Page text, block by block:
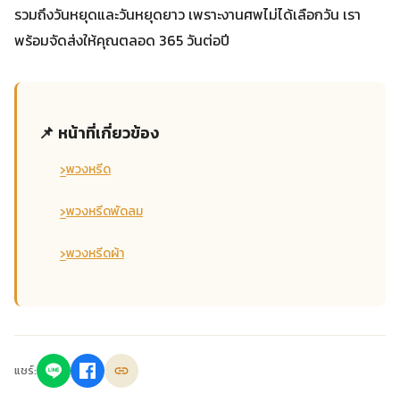
รวมถึงวันหยุดและวันหยุดยาว เพราะงานศพไม่ได้เลือกวัน เรา
พร้อมจัดส่งให้คุณตลอด 365 วันต่อปี
📌 หน้าที่เกี่ยวข้อง
›พวงหรีด
›พวงหรีดพัดลม
›พวงหรีดผ้า
แชร์: